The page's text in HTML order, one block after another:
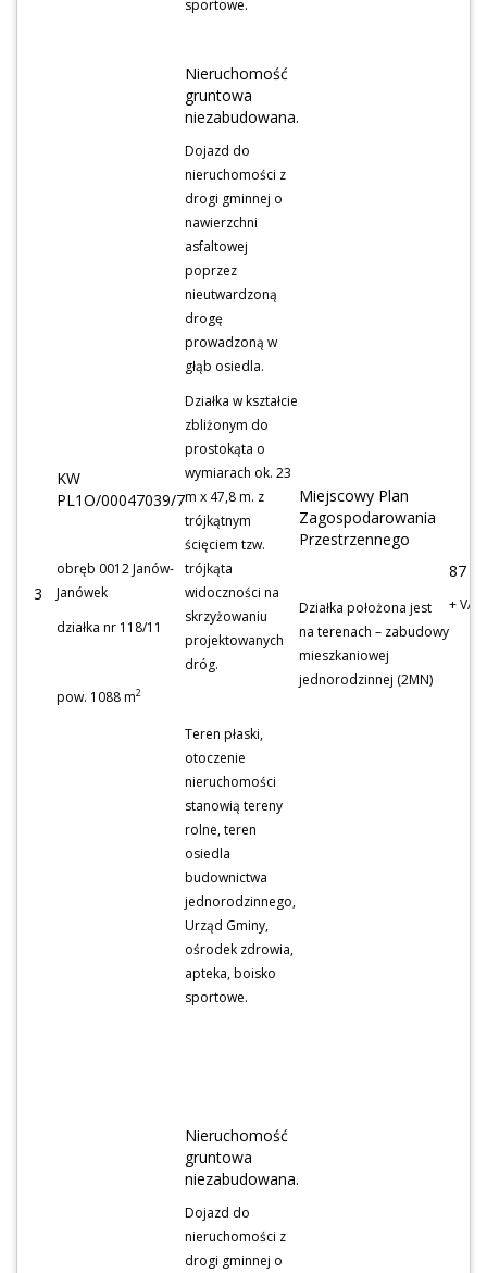
sportowe.
3
KW
PL1O/00047039/7
obręb 0012 Janów-
Janówek
działka nr 118/11
pow. 1088 m2
Nieruchomość
gruntowa
niezabudowana.
Dojazd do
nieruchomości z
drogi gminnej o
nawierzchni
asfaltowej
poprzez
nieutwardzoną
drogę
prowadzoną w
głąb osiedla.
Działka w kształcie
zbliżonym do
prostokąta o
wymiarach ok. 23
m x 47,8 m. z
trójkątnym
ścięciem tzw.
trójkąta
widoczności na
skrzyżowaniu
projektowanych
dróg.
Teren płaski,
otoczenie
nieruchomości
stanowią tereny
rolne, teren
osiedla
budownictwa
jednorodzinnego,
Urząd Gminy,
ośrodek zdrowia,
apteka, boisko
sportowe.
Miejscowy Plan
Zagospodarowania
Przestrzennego
Działka położona jest
na terenach – zabudowy
mieszkaniowej
jednorodzinnej (2MN)
87
+ VAT
Nieruchomość
gruntowa
niezabudowana.
Dojazd do
nieruchomości z
drogi gminnej o